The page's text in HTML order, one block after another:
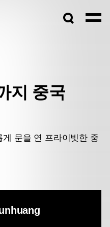
지 중국
문을 연 프라이빗한 중